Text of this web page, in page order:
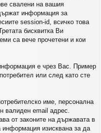
свалени на вашия
информация за
session-id, всичко това
бисквитка Ви
са вече прочетени и кои
е чрез Вас. Пример
или след като сте
име, персонална
валиден email адрес.
от законите на държавата в
информация изисквана за да